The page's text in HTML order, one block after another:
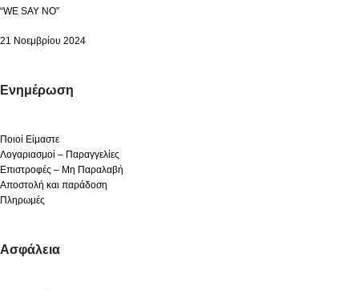
“WE SAY NO”
21 Νοεμβρίου 2024
Ενημέρωση
Ποιοί Είμαστε
Λογαριασμοί – Παραγγελίες
Επιστροφές – Μη Παραλαβή
Αποστολή και παράδοση
Πληρωμές
Ασφάλεια